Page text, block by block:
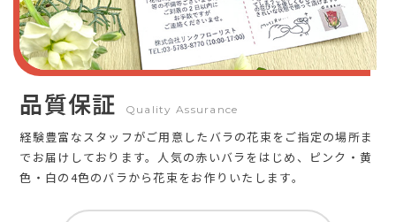
品質保証 Quality Assurance
経験豊富なスタッフがご用意したバラの花束をご指定の場所ま
でお届けしております。人気の赤いバラをはじめ、ピンク・黄
色・白の4色のバラから花束をお作りいたします。